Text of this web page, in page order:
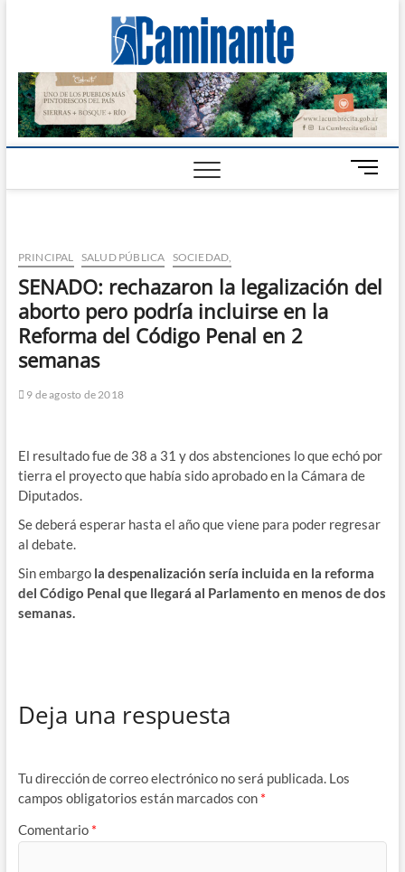
Digital
CALAMUCHITA
B
o
e
PRINCIPAL SALUD PÚBLICA SOCIEDAD,
SENADO: rechazaron la legalización del
aborto pero podría incluirse en la
Reforma del Código Penal en 2
semanas
9 de agosto de 2018
El resultado fue de 38 a 31 y dos abstenciones lo que echó por
tierra el proyecto que había sido aprobado en la Cámara de
Diputados.
Se deberá esperar hasta el año que viene para poder regresar
al debate.
Sin embargo la despenalización sería incluida en la reforma
del Código Penal que llegará al Parlamento en menos de dos
semanas.
Deja una respuesta
Tu dirección de correo electrónico no será publicada. Los
campos obligatorios están marcados con *
Comentario *